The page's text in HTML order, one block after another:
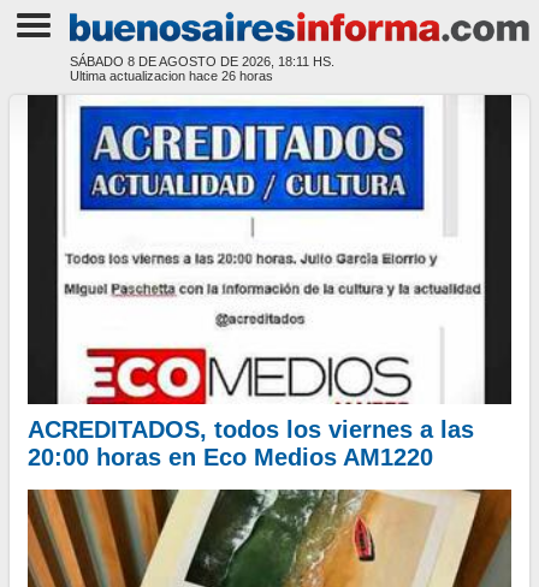
SÁBADO 8 DE AGOSTO DE 2026, 18:11 HS.
Ultima actualizacion hace 26 horas
ACREDITADOS, todos los viernes a las
20:00 horas en Eco Medios AM1220